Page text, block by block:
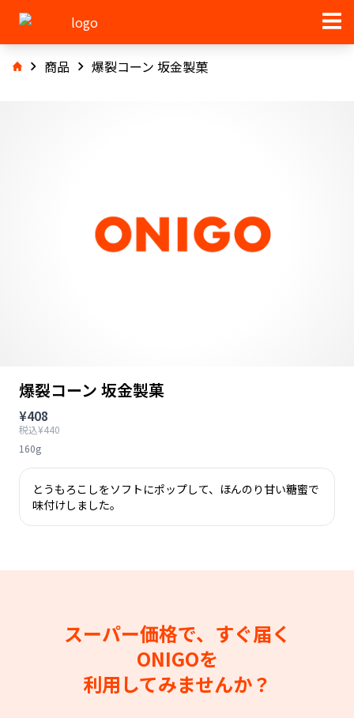
商品 爆裂コーン 坂金製菓
爆裂コーン 坂金製菓
¥408
税込¥440
160g
とうもろこしをソフトにポップして、ほんのり甘い糖蜜で
味付けしました。
スーパー価格で、すぐ届く
ONIGOを
利用してみませんか？